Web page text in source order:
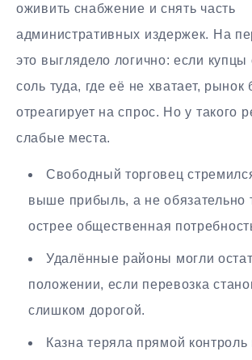
оживить снабжение и снять часть
административных издержек. На
это выглядело логично: если купцы
соль туда, где её не хватает, рынок
отреагирует на спрос. Но у такого
слабые места.
Свободный торговец
выше прибыль, а не обязательно
острее общественная
Удалённые районы могли
положении, если перевозка
слишком дорогой.
Казна теряла прямой